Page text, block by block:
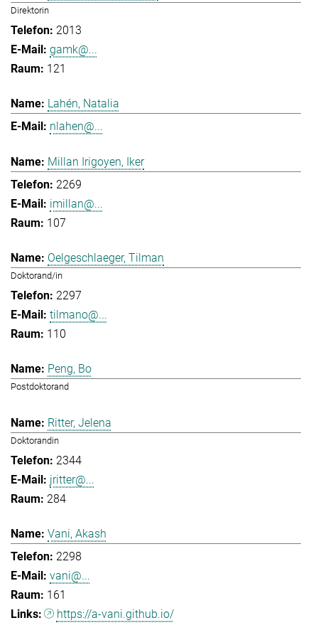
Direktorin
2013
gamk@...
121
Lahén, Natalia
nlahen@...
Millan Irigoyen, Iker
2269
imillan@...
107
Oelgeschlaeger, Tilman
Doktorand/in
2297
tilmano@...
110
Peng, Bo
Postdoktorand
Ritter, Jelena
Doktorandin
2344
jritter@...
284
Vani, Akash
2298
vani@...
161
https://a-vani.github.io/